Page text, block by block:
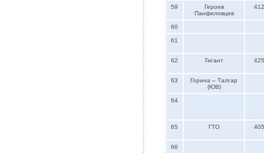
59
Героев
Панфиловцев
60
61
62 Гигант
63
Горина – Талгар
(ЮВ)
64
65 ГТО
66